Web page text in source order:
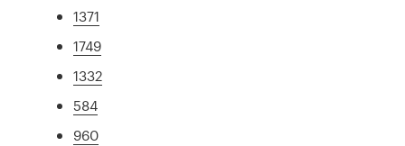
1371
1749
1332
584
960